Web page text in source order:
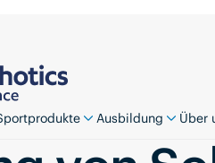
Ausbildung Über